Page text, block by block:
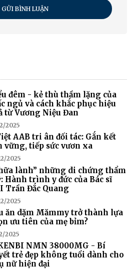
GỬI BÌNH LUẬN
đêm - kẻ thù thầm lặng của
ngủ và cách khắc phục hiệu
từ Vương Niệu Đan
2025
AAB tri ân đối tác: Gắn kết
vững, tiếp sức vươn xa
2025
lành” những di chứng thẩm
Hành trình y đức của Bác sĩ
Trần Đắc Quang
2025
ăn dặm Mămmy trở thành lựa
ưu tiên của mẹ bỉm?
2025
NMN 38000MG - Bí
trẻ đẹp không tuổi dành cho
nữ hiện đại